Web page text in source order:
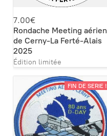
7.00€
Rondache Meeting aérien
de Cerny-La Ferté-Alais
2025
Édition limitée
FIN DE SERIE !